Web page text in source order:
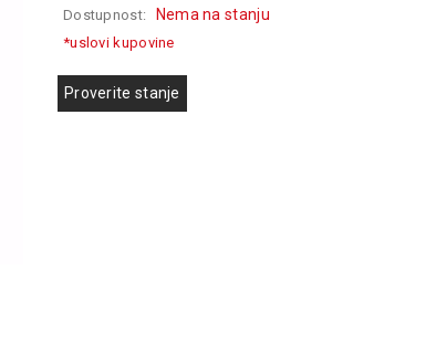
Dostupnost: Nema na stanju
*uslovi kupovine
Proverite stanje